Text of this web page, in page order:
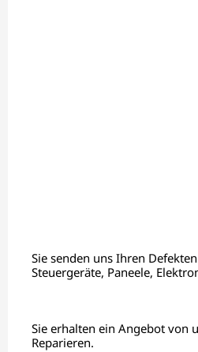
Sie senden uns Ihren
Steuergeräte, Paneele,
Sie erhalten ein Angebot von
Reparieren.